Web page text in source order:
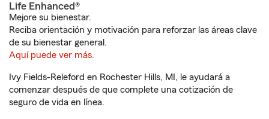
Life Enhanced®
Mejore su bienestar.
Reciba orientación y motivación para reforzar las áreas clave
de su bienestar general.
Aquí puede ver más.
Ivy Fields-Releford en Rochester Hills, MI, le ayudará a
comenzar después de que complete una cotización de
seguro de vida en línea.